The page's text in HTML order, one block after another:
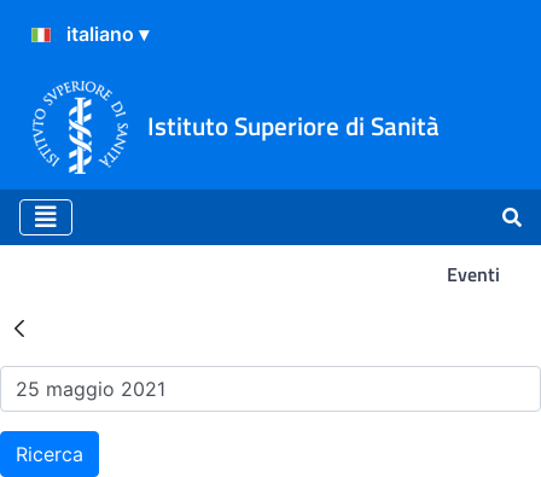
Istituto Superiore di Sanità
Eventi
Risultati della Ricerca -
Ricerca